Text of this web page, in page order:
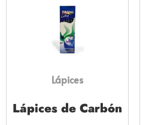
Lápices
Lápices de Carbón